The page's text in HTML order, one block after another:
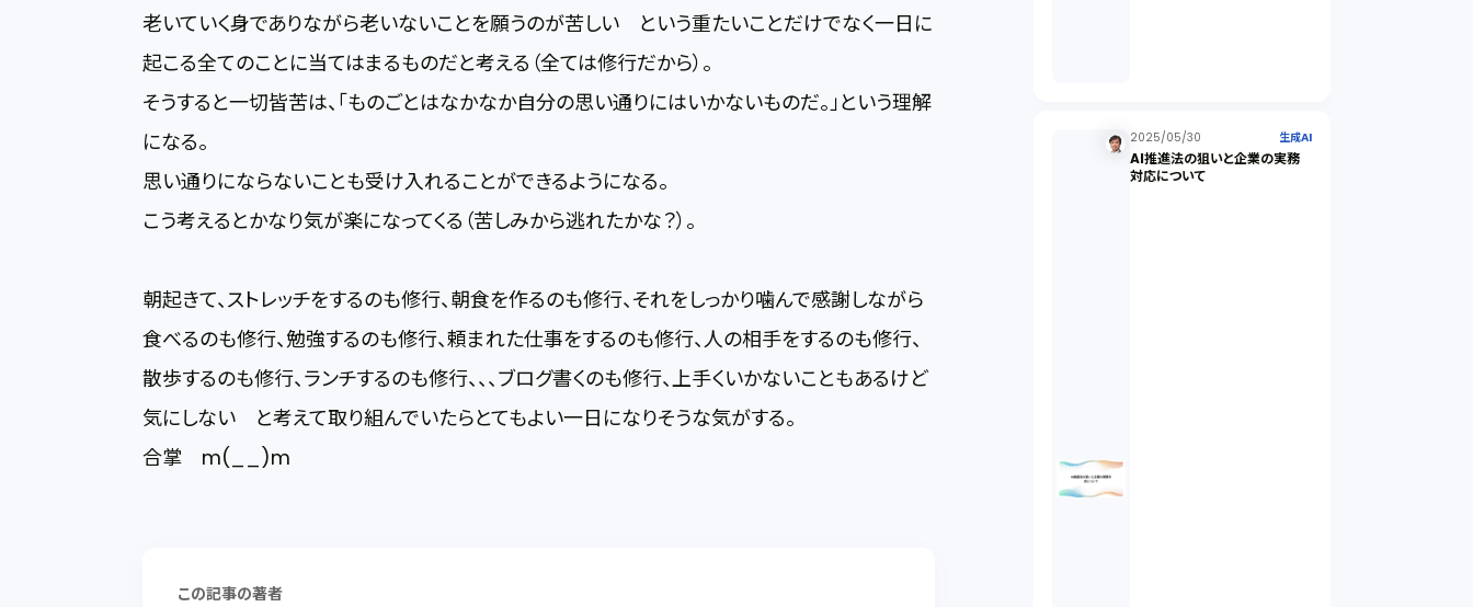
老いていく身でありながら老いないことを願うのが苦しい という重たいことだけでなく一日に
起こる全てのことに当てはまるものだと考える（全ては修行だから）。
そうすると一切皆苦は、「ものごとはなかなか自分の思い通りにはいかないものだ。」という理解
になる。
思い通りにならないことも受け入れることができるようになる。
こう考えるとかなり気が楽になってくる（苦しみから逃れたかな？）。
朝起きて、ストレッチをするのも修行、朝食を作るのも修行、それをしっかり噛んで感謝しながら
食べるのも修行、勉強するのも修行、頼まれた仕事をするのも修行、人の相手をするのも修行、
散歩するのも修行、ランチするのも修行、、、ブログ書くのも修行、上手くいかないこともあるけど
気にしない と考えて取り組んでいたらとてもよい一日になりそうな気がする。
合掌 m(__)m
この記事の著者
業務委託契約（1）
民事再生（2）
2025/05/30 生成AI
AI推進法の狙いと企業の実務
対応について